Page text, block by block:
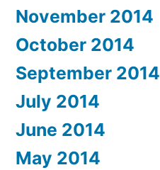
November 2014
October 2014
September 2014
July 2014
June 2014
May 2014